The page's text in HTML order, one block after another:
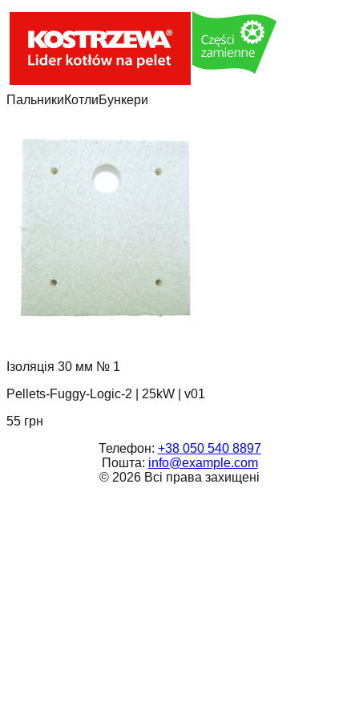
ПальникиКотлиБункери
Ізоляція 30 мм № 1
Pellets-Fuggy-Logic-2
25kW
v01
55 грн
Телефон: +38 050 540 8897
Пошта: info@example.com
© 2026 Всі права захищені